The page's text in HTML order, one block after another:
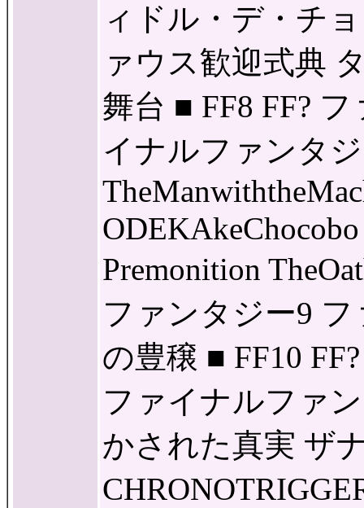
ィドル・デ・チ
ァウス歓迎式典
舞台 ■ FF8 FF?
イナルファンタ
Premonition
ファンタジー9
の豊穣 ■ FF10
ファイナルファ
かされた真実 ザ